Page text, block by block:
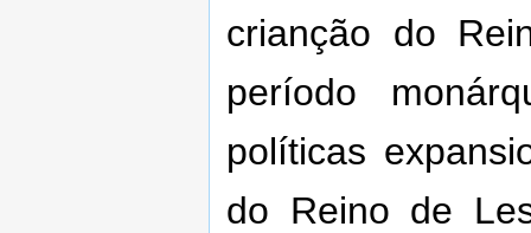
crianção do
período
políticas
do Reino de